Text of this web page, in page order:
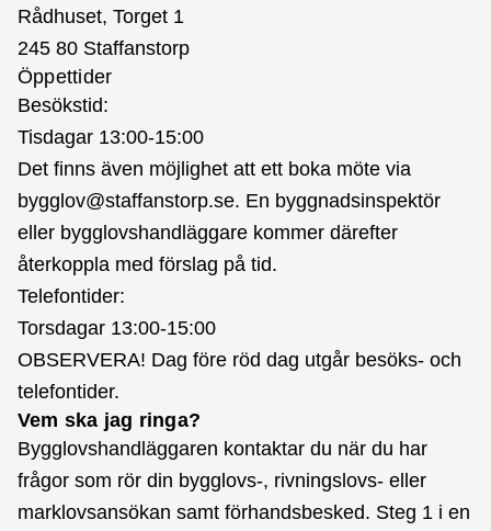
Rådhuset, Torget 1
245 80 Staffanstorp
Öppettider
Besökstid:
Tisdagar 13:00-15:00
Det finns även möjlighet att ett boka möte via
bygglov@staffanstorp.se. En byggnadsinspektör
eller bygglovshandläggare kommer därefter
återkoppla med förslag på tid.
Telefontider:
Torsdagar 13:00-15:00
OBSERVERA! Dag före röd dag utgår besöks- och
telefontider.
Vem ska jag ringa?
Bygglovshandläggaren kontaktar du när du har
frågor som rör din bygglovs-, rivningslovs- eller
marklovsansökan samt förhandsbesked. Steg 1 i en